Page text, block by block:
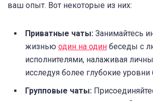
ваш опыт. Вот некоторые из них:
Приватные чаты: Занимайтесь
жизнью один на один беседы с
исполнителями, налаживая
исследуя более глубокие уровни
Групповые чаты: